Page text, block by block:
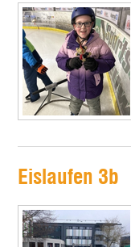
Eislaufen 3b